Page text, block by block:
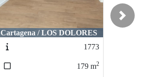
Cartagena / LOS DOLORES
1773
179 m2
Next